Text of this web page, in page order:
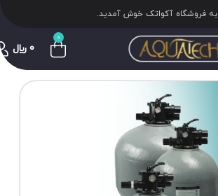
به فروشگاه آکواتک خوش آمدید.
0
0 ﷼